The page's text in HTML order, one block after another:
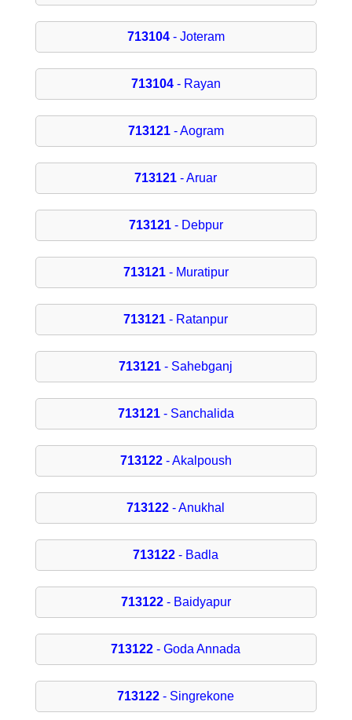
713104- Joteram
713104- Rayan
713121- Aogram
713121 - Aruar
713121- Debpur
713121- Muratipur
713121 - Ratanpur
713121 - Sahebganj
713121- Sanchalida
713122- Akalpoush
713122 - Anukhal
713122 - Badla
713122- Baidyapur
713122 - Goda Annada
713122 - Singrekone